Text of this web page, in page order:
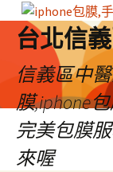
台北信
信義區中
膜,iphone
完美包膜
來喔